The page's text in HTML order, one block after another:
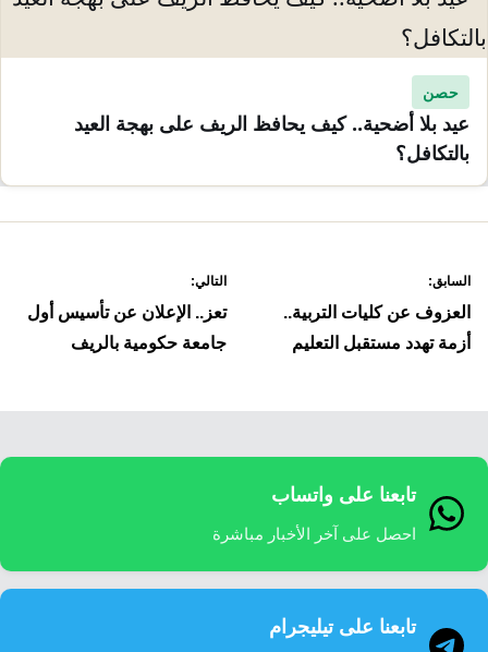
حصن
عيد بلا أضحية.. كيف يحافظ الريف على بهجة العيد
بالتكافل؟
المقالات
السابق:
العزوف عن كليات التربية..
أزمة تهدد مستقبل التعليم
التالي:
تعز.. الإعلان عن تأسيس أول
جامعة حكومية بالريف
تابعنا على واتساب
احصل على آخر الأخبار مباشرة
تابعنا على تيليجرام